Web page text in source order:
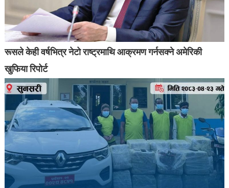
रूसले केही वर्षभित्र नेटो राष्ट्रमाथि आक्रमण गर्नसक्ने अमेरिकी
खुफिया रिपोर्ट